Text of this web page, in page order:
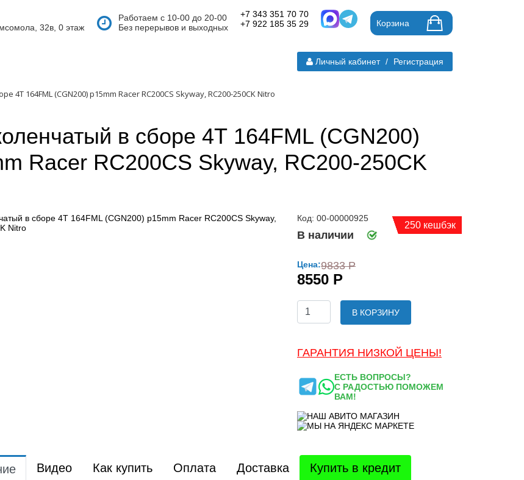
32в, 0 этаж
Работаем с 10-00 до 20-00
Без перерывов и выходных
+7 343 351 70 70
+7 922 185 35 29
Корзина
Личный кабинет / Регистрация
4Т 164FML (CGN200) p15mm Racer RC200CS Skyway, RC200-250CK Nitro
в сборе 4Т 164FML (CGN200)
Racer RC200CS Skyway, RC200-250CK
Код: 00-00000925
В наличии
Цена:9833 Р
8550 Р
В КОРЗИНУ
ГАРАНТИЯ НИЗКОЙ ЦЕНЫ!
ЕСТЬ ВОПРОСЫ?
С РАДОСТЬЮ ПОМОЖЕМ
ВАМ!
250 кешбэк
Видео Как купить Оплата Доставка Купить в кредит